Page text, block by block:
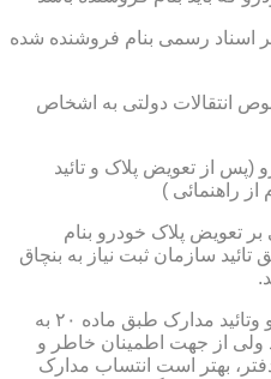
رسمی بنام فروشنده شده
انتقالات دولتی به اشخاص
(پس از تعویض پلاک و تائید
راهنمائی )
تعویض پلاک خودرو بنام
از ۲۳/۰۷/۸۴ که طبق تائید سازمان ثبت نیاز به بنچاق
گرچه وظیفه کنترل اصالت خودرو وتائید مدارک طبق ماده ۲۰ به
ولی از جهت اطمینان خاطر و
بهتر است انتساب مدارک